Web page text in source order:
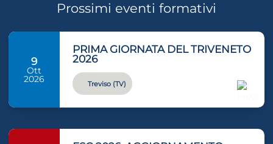
Prossimi eventi formativi
9
Ott
2026
PRIMA GIORNATA DEL TRIVENETO
2026
Treviso (TV)